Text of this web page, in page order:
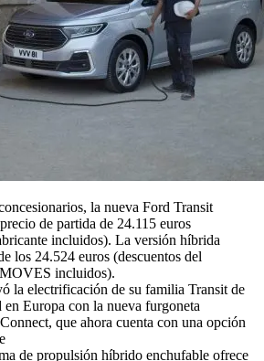
la nueva Ford Transit
de partida de 24.115 euros
incluidos). La versión híbrida
los 24.524 euros (descuentos del
incluidos).
la electrificación de su familia Transit de
Europa con la nueva furgoneta
que ahora cuenta con una opción
de propulsión híbrido enchufable ofrece